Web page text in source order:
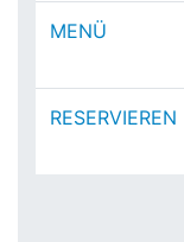
MENÜ
RESERVIEREN